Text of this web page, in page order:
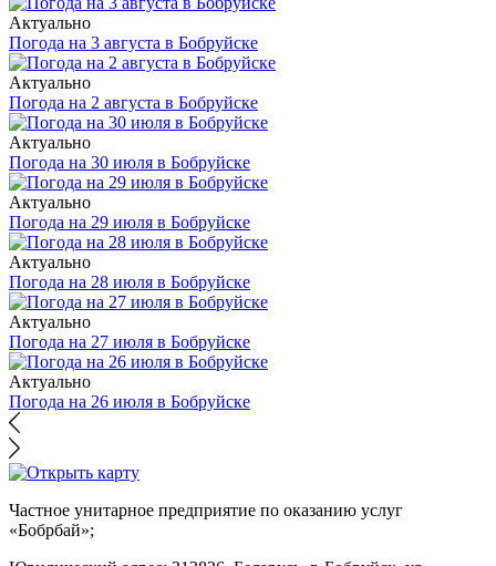
Актуально
Погода на 3 августа в Бобруйске
Актуально
Погода на 2 августа в Бобруйске
Актуально
Погода на 30 июля в Бобруйске
Актуально
Погода на 29 июля в Бобруйске
Актуально
Погода на 28 июля в Бобруйске
Актуально
Погода на 27 июля в Бобруйске
Актуально
Погода на 26 июля в Бобруйске
Частное унитарное предприятие по оказанию услуг
«Бобрбай»;